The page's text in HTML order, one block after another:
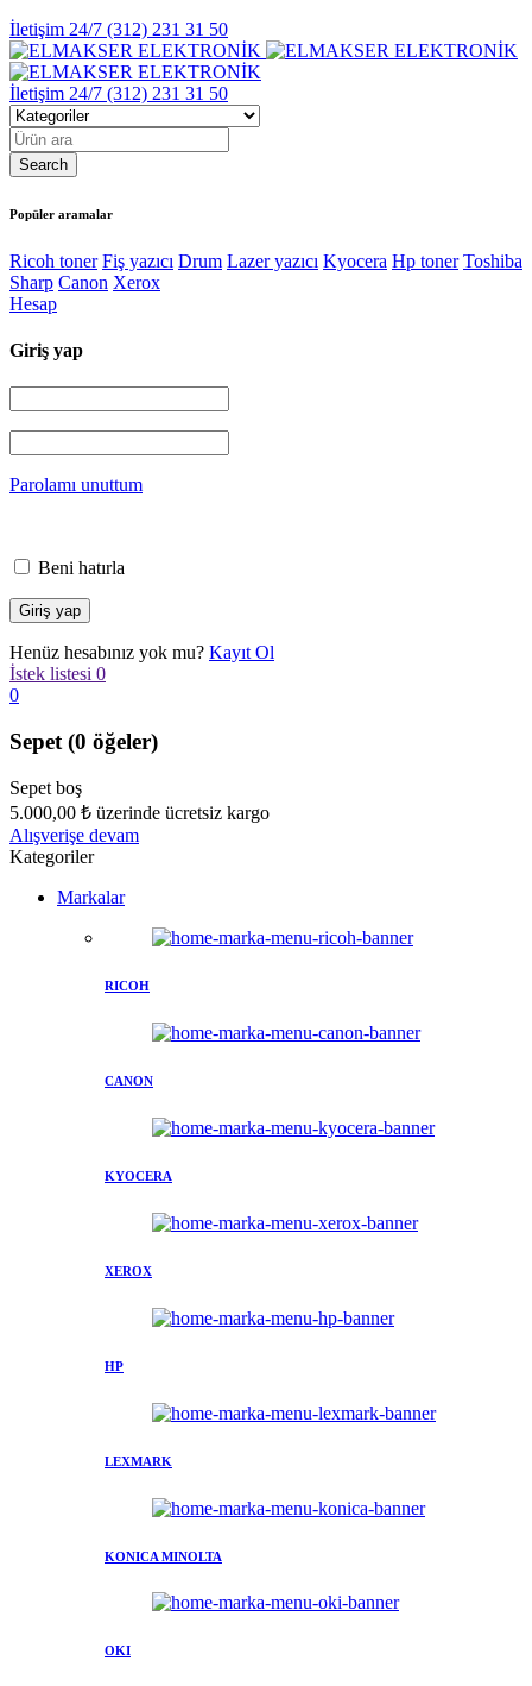
İletişim 24/7 (312) 231 31 50
İletişim 24/7 (312) 231 31 50
Popüler aramalar
Ricoh toner Fiş yazıcı Drum Lazer yazıcı Kyocera Hp toner Toshiba
Sharp Canon Xerox
Hesap
Giriş yap
Parolamı unuttum
Beni hatırla
Henüz hesabınız yok mu? Kayıt Ol
İstek listesi 0
0
Sepet (0 öğeler)
Sepet boş
5.000,00 ₺ üzerinde ücretsiz kargo
Alışverişe devam
Kategoriler
Markalar
RICOH
CANON
KYOCERA
XEROX
HP
LEXMARK
KONICA MINOLTA
OKI